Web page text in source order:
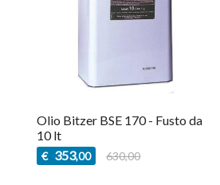
Olio Bitzer BSE 170 - Fusto da
10 lt
€ 353,00 630,00